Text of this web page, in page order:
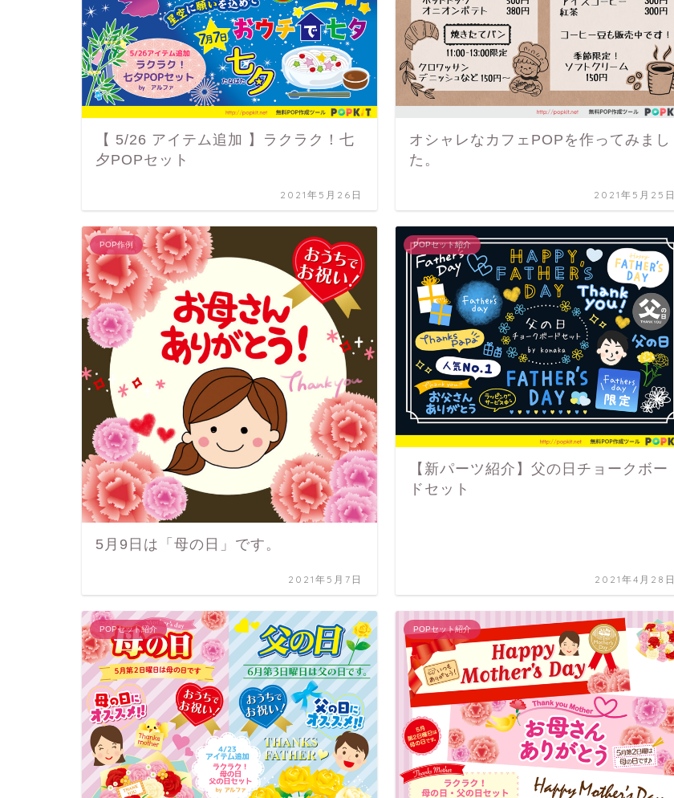
【 5/26 アイテム追加 】ラクラク！七
夕POPセット
2021年5月26日
オシャレなカフェPOPを作ってみまし
た。
2021年5月25日
POP作例
5月9日は「母の日」です。
2021年5月7日
POPセット紹介
【新パーツ紹介】父の日チョークボー
ドセット
2021年4月28日
POPセット紹介 POPセット紹介